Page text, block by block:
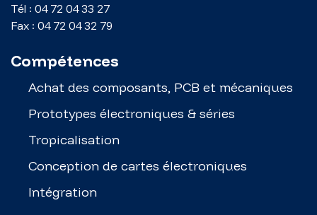
Tél : 04 72 04 33 27
Fax : 04 72 04 32 79
Compétences
Achat des composants, PCB et mécaniques
Prototypes électroniques & séries
Tropicalisation
Conception de cartes électroniques
Intégration